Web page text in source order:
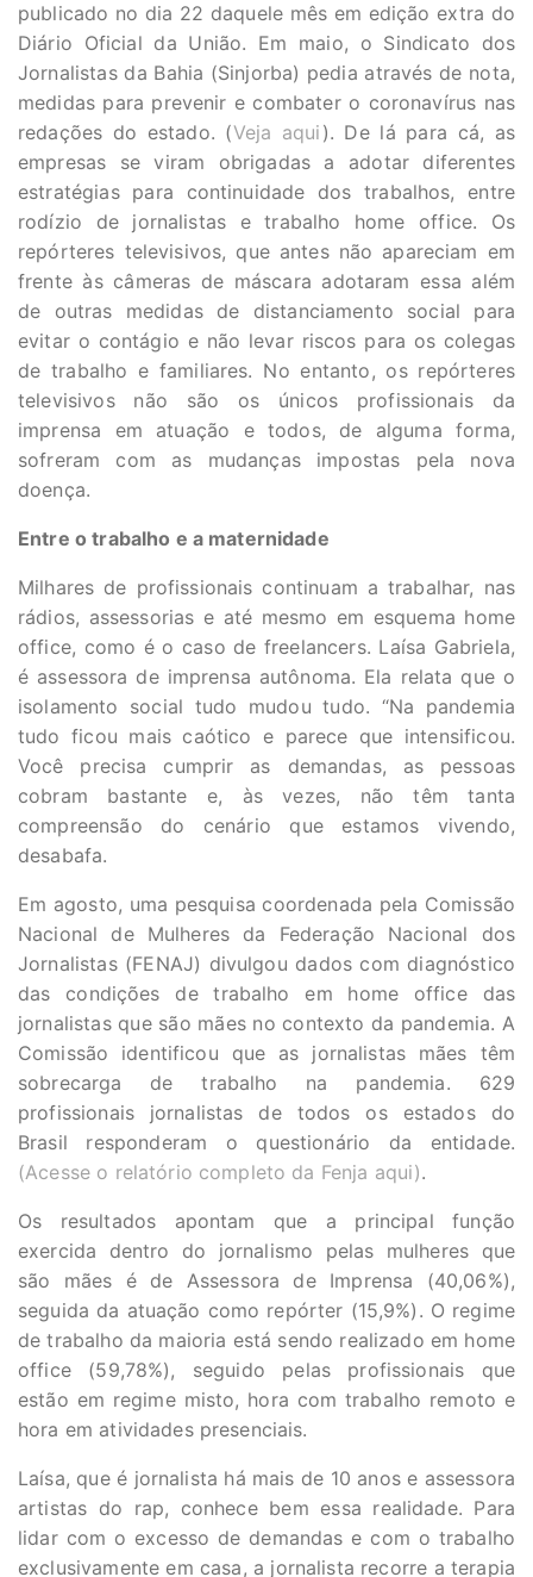
publicado no dia 22 daquele mês em edição extra do
Diário Oficial da União. Em maio, o Sindicato dos
Jornalistas da Bahia (Sinjorba) pedia através de nota,
medidas para prevenir e combater o coronavírus nas
redações do estado. (Veja aqui ). De lá para cá, as
empresas se viram obrigadas a adotar diferentes
estratégias para continuidade dos trabalhos, entre
rodízio de jornalistas e trabalho home office. Os
repórteres televisivos, que antes não apareciam em
frente às câmeras de máscara adotaram essa além
de outras medidas de distanciamento social para
evitar o contágio e não levar riscos para os colegas
de trabalho e familiares. No entanto, os repórteres
televisivos não são os únicos profissionais da
imprensa em atuação e todos, de alguma forma,
sofreram com as mudanças impostas pela nova
doença.
Entre o trabalho e a maternidade
Milhares de profissionais continuam a trabalhar, nas
rádios, assessorias e até mesmo em esquema home
office, como é o caso de freelancers. Laísa Gabriela,
é assessora de imprensa autônoma. Ela relata que o
isolamento social tudo mudou tudo. “Na pandemia
tudo ficou mais caótico e parece que intensificou.
Você precisa cumprir as demandas, as pessoas
cobram bastante e, às vezes, não têm tanta
compreensão do cenário que estamos vivendo,
desabafa.
Em agosto, uma pesquisa coordenada pela Comissão
Nacional de Mulheres da Federação Nacional dos
Jornalistas (FENAJ) divulgou dados com diagnóstico
das condições de trabalho em home office das
jornalistas que são mães no contexto da pandemia. A
Comissão identificou que as jornalistas mães têm
sobrecarga de trabalho na pandemia. 629
profissionais jornalistas de todos os estados do
Brasil responderam o questionário da entidade.
(Acesse o relatório completo da Fenja aqui).
Os resultados apontam que a principal função
exercida dentro do jornalismo pelas mulheres que
são mães é de Assessora de Imprensa (40,06%),
seguida da atuação como repórter (15,9%). O regime
de trabalho da maioria está sendo realizado em home
office (59,78%), seguido pelas profissionais que
estão em regime misto, hora com trabalho remoto e
hora em atividades presenciais.
Laísa, que é jornalista há mais de 10 anos e assessora
artistas do rap, conhece bem essa realidade. Para
lidar com o excesso de demandas e com o trabalho
exclusivamente em casa, a jornalista recorre a terapia